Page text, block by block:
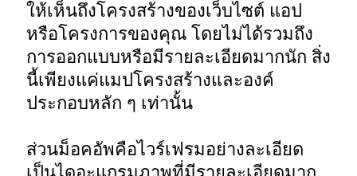
ให้เห็นถึงโครงสร้างของเว็บไซต์ แอป
หรือโครงการของคุณ โดยไม่ได้รวมถึง
การออกแบบหรือมีรายละเอียดมากนัก สิ่ง
นี้เพียงแค่แมปโครงสร้างและองค์
ประกอบหลัก ๆ เท่านั้น
ส่วนม็อคอัพคือไวร์เฟรมอย่างละเอียด